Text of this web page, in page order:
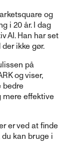
og
i 20 år. I dag
AI. Han har set
ikke gør.
på
og viser,
bedre
mere effektive
er ved at finde
kan bruge i